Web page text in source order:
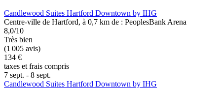
Candlewood Suites Hartford Downtown by IHG
Centre-ville de Hartford, à 0,7 km de : PeoplesBank Arena
8,0/10
Très bien
(1 005 avis)
134 €
taxes et frais compris
7 sept. - 8 sept.
Candlewood Suites Hartford Downtown by IHG